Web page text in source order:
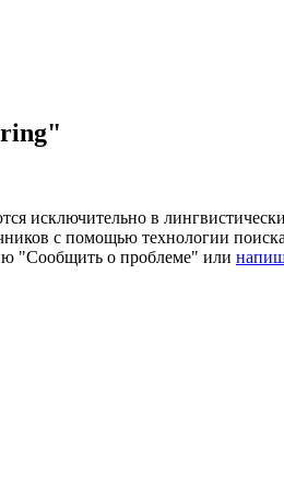
исключительно в
с помощью технологии
"Сообщить о проблеме" или